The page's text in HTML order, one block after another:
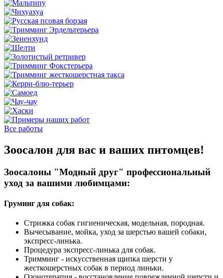
Все работы
Зоосалон для вас и ваших питомцев!
Зоосалоны "Модный друг" профессиональный
уход за вашими любимцами:
Груминг для собак:
Стрижка собак гигиеническая, модельная, породная.
Вычесывание, мойка, уход за шерстью вашей собаки,
экспресс-линька.
Процедура экспресс-линька для собак.
Тримминг - искусственная щипка шерсти у
жесткошерстных собак в период линьки.